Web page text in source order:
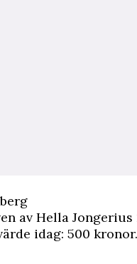
av Hella Jongerius
idag: 500 kronor.